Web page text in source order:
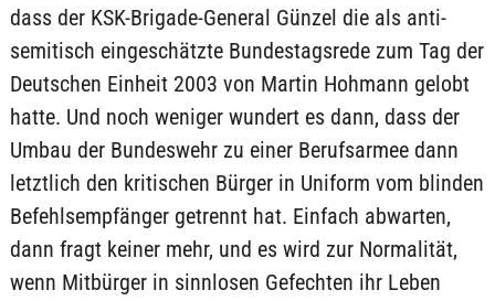
dass der KSK-Brigade-General Günzel die als anti-
semitisch eingeschätzte Bundestagsrede zum Tag der
Deutschen Einheit 2003 von Martin Hohmann gelobt
hatte. Und noch weniger wundert es dann, dass der
Umbau der Bundeswehr zu einer Berufsarmee dann
letztlich den kritischen Bürger in Uniform vom blinden
Befehlsempfänger getrennt hat. Einfach abwarten,
dann fragt keiner mehr, und es wird zur Normalität,
wenn Mitbürger in sinnlosen Gefechten ihr Leben